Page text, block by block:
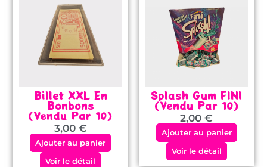
Billet XXL En
Bonbons
(vendu Par 10)
3,00 €
Ajouter au panier
Voir le détail
Splash Gum FINI
(vendu Par 10)
2,00€
Ajouter au panier
Voir le détail